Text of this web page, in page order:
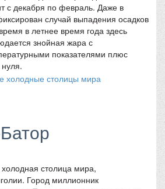
с декабря по февраль. Даже в
случай выпадения осадков
в летнее время года здесь
знойная жара с
показателями плюс
столица мира,
Город миллионник